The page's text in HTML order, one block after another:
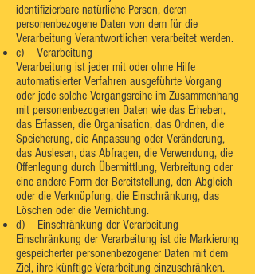
identifizierbare natürliche Person, deren
personenbezogene Daten von dem für die
Verarbeitung Verantwortlichen verarbeitet werden.
c) Verarbeitung
Verarbeitung ist jeder mit oder ohne Hilfe
automatisierter Verfahren ausgeführte Vorgang
oder jede solche Vorgangsreihe im Zusammenhang
mit personenbezogenen Daten wie das Erheben,
das Erfassen, die Organisation, das Ordnen, die
Speicherung, die Anpassung oder Veränderung,
das Auslesen, das Abfragen, die Verwendung, die
Offenlegung durch Übermittlung, Verbreitung oder
eine andere Form der Bereitstellung, den Abgleich
oder die Verknüpfung, die Einschränkung, das
Löschen oder die Vernichtung.
d) Einschränkung der Verarbeitung
Einschränkung der Verarbeitung ist die Markierung
gespeicherter personenbezogener Daten mit dem
Ziel, ihre künftige Verarbeitung einzuschränken.